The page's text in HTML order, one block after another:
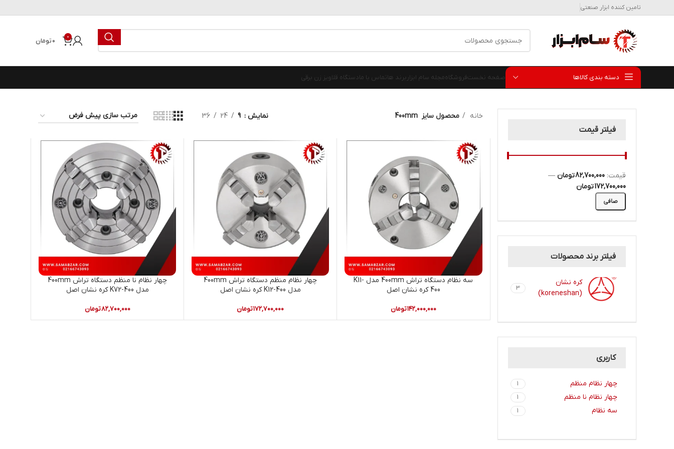
تامین کننده ابزار صنعتی
0 ۰تومان
دسته بندی کالاها صفحه نخستفروشگاهمجله سام ابزار برند هاتماس با مادستگاه قلاویز زن برقی
فیلتر قیمت
صافی
قيمت: 82,700,000 تومان
—
172,700,000 تومان
فیلتر برند محصولات
کره نشان
(koreneshan)
3
کاربری
چهار نظام منظم 1
چهار نظام نا منظم 1
سه نظام 1
خانه محصول سایز 400mm نمایش 9
24
36
سه نظام دستگاه تراش 400mm مدل K11-
400 کره نشان اصل
۱۴۲,۰۰۰,۰۰۰تومان
چهار نظام منظم دستگاه تراش 400mm
مدل K12-400 کره نشان اصل
۱۷۲,۷۰۰,۰۰۰تومان
چهار نظام نا منظم دستگاه تراش 400mm
مدل K72-400 کره نشان اصل
۸۲,۷۰۰,۰۰۰تومان